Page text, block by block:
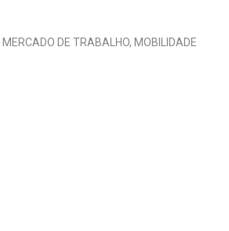
MERCADO DE TRABALHO, MOBILIDADE